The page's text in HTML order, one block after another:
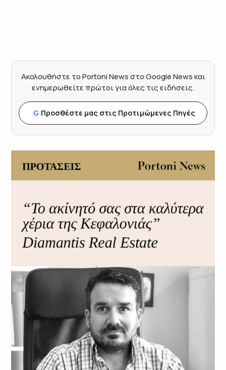
Ακολουθήστε το Portoni News στο Google News και
ενημερωθείτε πρώτοι για όλες τις ειδήσεις.
G Προσθέστε μας στις Προτιμώμενες Πηγές